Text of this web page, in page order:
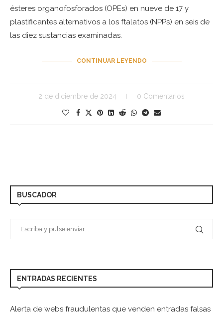
ésteres organofosforados (OPEs) en nueve de 17 y
plastificantes alternativos a los ftalatos (NPPs) en seis de
las diez sustancias examinadas.
CONTINUAR LEYENDO
2 de diciembre de 2024 0 Comentarios
BUSCADOR
ENTRADAS RECIENTES
Alerta de webs fraudulentas que venden entradas falsas